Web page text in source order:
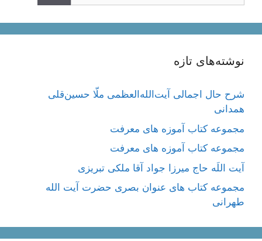
نوشته‌های تازه
شرح حال اجمالی آیت‌الله‌العظمی ملّا حسین‌قلی
همدانی
مجموعه کتاب آموزه های معرفت
مجموعه کتاب آموزه های معرفت
آیت اللَه حاج میرزا جواد آقا ملکی تبریزی
مجموعه کتاب های عنوان بصری حضرت آیت الله
طهرانی